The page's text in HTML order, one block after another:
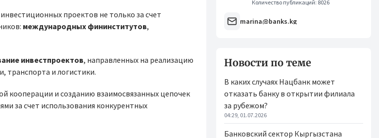
проектов не только за счет
международных фининститутов,
инвестпроектов, направленных на реализацию
транспорта и логистики.
кооперации и созданию взаимосвязанных цепочек
за счет использования конкурентных
Количество публикаций: 8026
marina@banks.kg
Новости по теме
В каких случаях Нацбанк может
отказать банку в открытии филиала
за рубежом?
04:29, 01.07.2026
Банковский сектор Кыргызстана